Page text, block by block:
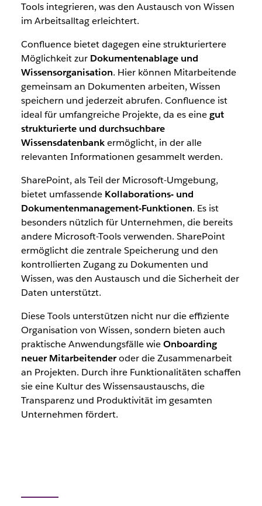
Tools integrieren, was den Austausch von Wissen
im Arbeitsalltag erleichtert.
Confluence bietet dagegen eine strukturiertere
Möglichkeit zur Dokumentenablage und
Wissensorganisation. Hier können Mitarbeitende
gemeinsam an Dokumenten arbeiten, Wissen
speichern und jederzeit abrufen. Confluence ist
ideal für umfangreiche Projekte, da es einegut
strukturierte und durchsuchbare
Wissensdatenbankermöglicht, in der alle
relevanten Informationen gesammelt werden.
SharePoint, als Teil der Microsoft-Umgebung,
bietet umfassende Kollaborations- und
Dokumentenmanagement-Funktionen. Es ist
besonders nützlich für Unternehmen, die bereits
andere Microsoft-Tools verwenden. SharePoint
ermöglicht die zentrale Speicherung und den
kontrollierten Zugang zu Dokumenten und
Wissen, was den Austausch und die Sicherheit der
Daten unterstützt.
Diese Tools unterstützen nicht nur die effiziente
Organisation von Wissen, sondern bieten auch
praktische Anwendungsfälle wieOnboarding
neuer Mitarbeitenderoder die Zusammenarbeit
an Projekten. Durch ihre Funktionalitäten schaffen
sie eine Kultur des Wissensaustauschs, die
Transparenz und Produktivität im gesamten
Unternehmen fördert.